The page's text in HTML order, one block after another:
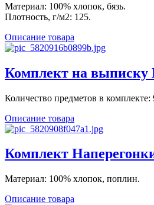
Материал: 100% хлопок, бязь.
Плотность, г/м2: 125.
Описание товара
Комплект на выписку
Количество предметов в
Описание товара
Комплект
Материал: 100% хлопок, поплин.
Описание товара